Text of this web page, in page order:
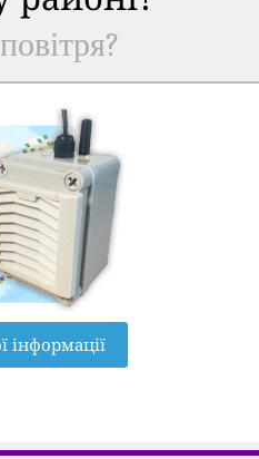
інформації